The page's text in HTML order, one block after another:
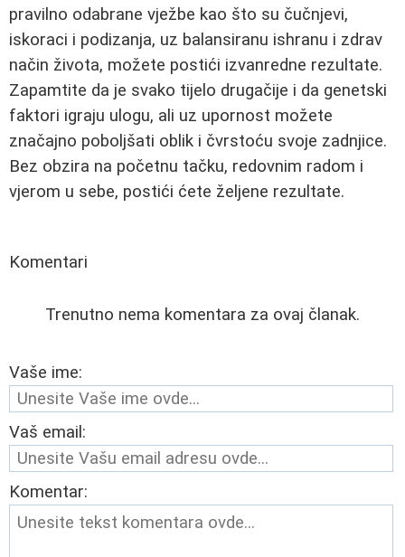
pravilno odabrane vježbe kao što su čučnjevi,
iskoraci i podizanja, uz balansiranu ishranu i zdrav
način života, možete postići izvanredne rezultate.
Zapamtite da je svako tijelo drugačije i da genetski
faktori igraju ulogu, ali uz upornost možete
značajno poboljšati oblik i čvrstoću svoje zadnjice.
Bez obzira na početnu tačku, redovnim radom i
vjerom u sebe, postići ćete željene rezultate.
Komentari
Trenutno nema komentara za ovaj članak.
Vaše ime:
Vaš email:
Komentar: